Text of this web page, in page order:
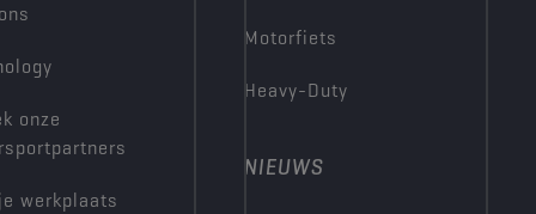
onze
werkplaats
Motorfiets
Heavy-Duty
NIEUWS